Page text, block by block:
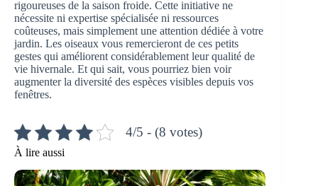
rigoureuses de la saison froide. Cette initiative ne
nécessite ni expertise spécialisée ni ressources
coûteuses, mais simplement une attention dédiée à votre
jardin. Les oiseaux vous remercieront de ces petits
gestes qui améliorent considérablement leur qualité de
vie hivernale. Et qui sait, vous pourriez bien voir
augmenter la diversité des espèces visibles depuis vos
fenêtres.
4/5 - (8 votes)
À lire aussi